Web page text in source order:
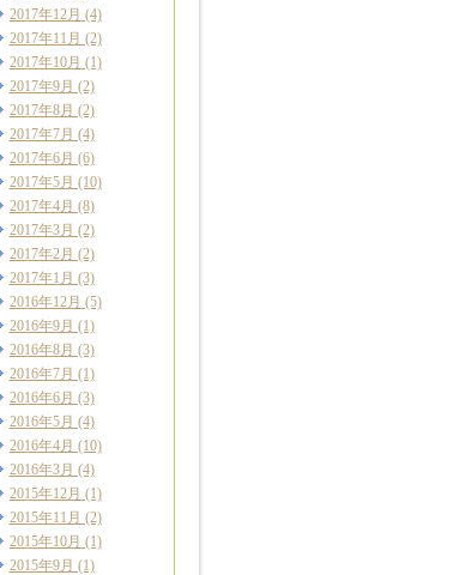
2017年12月 (4)
2017年11月 (2)
2017年10月 (1)
2017年9月 (2)
2017年8月 (2)
2017年7月 (4)
2017年6月 (6)
2017年5月 (10)
2017年4月 (8)
2017年3月 (2)
2017年2月 (2)
2017年1月 (3)
2016年12月 (5)
2016年9月 (1)
2016年8月 (3)
2016年7月 (1)
2016年6月 (3)
2016年5月 (4)
2016年4月 (10)
2016年3月 (4)
2015年12月 (1)
2015年11月 (2)
2015年10月 (1)
2015年9月 (1)